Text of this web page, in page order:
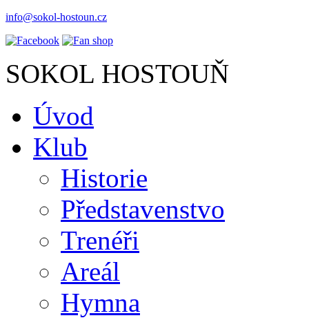
info@sokol-hostoun.cz
SOKOL HOSTOUŇ
Úvod
Klub
Historie
Představenstvo
Trenéři
Areál
Hymna